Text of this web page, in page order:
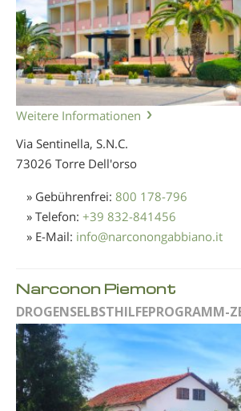
Weitere Informationen
Via Sentinella, S.N.C.
73026 Torre Dell'orso
» Gebührenfrei: 800 178-796
» Telefon: +39 832-841456
» E-Mail: info@narconongabbiano.it
Narconon Piemont
DROGENSELBSTHILFEPROGRAMM-